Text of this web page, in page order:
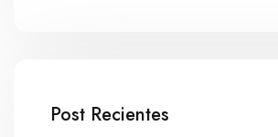
Post Recientes